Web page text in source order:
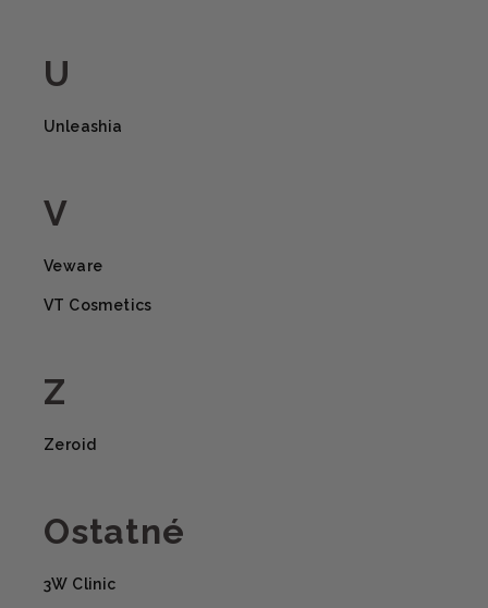
U
Unleashia
V
Veware
VT Cosmetics
Z
Zeroid
Ostatné
3W Clinic